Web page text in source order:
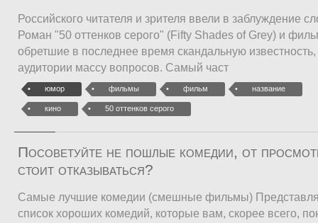
Российского читателя и зрителя ввели в заблуждение
Роман "50 оттенков серого" (Fifty Shades of Grey) и
обретшие в последнее время скандальную
аудитории массу вопросов. Самый част
юмор фильмы фильм название
кино 50 оттенков серого
Посоветуйте не пошлые комедии, от
стоит отказываться?
Самые лучшие комедии (смешные фильмы)
список хороших комедий, которые вам, скорее всего,